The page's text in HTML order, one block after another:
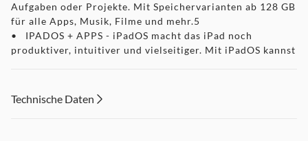
Aufgaben oder Projekte. Mit Speichervarianten ab 128 GB
für alle Apps, Musik, Filme und mehr.5
• IPADOS + APPS - iPadOS macht das iPad noch
produktiver, intuitiver und vielseitiger. Mit iPadOS kannst
schreiben, und Fotos bearbeiten und teilen. Das iPad mini
kommt mit wichtigen Apps wie Safari, Nachrichten und
Technische Daten